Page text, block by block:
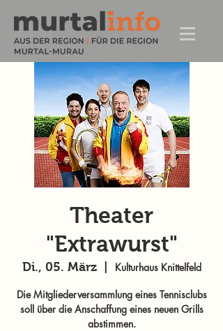
Theater
"Extrawurst"
Di., 05. März
  |
Kulturhaus Knittelfeld
Die Mitgliederversammlung eines Tennisclubs
soll über die Anschaffung eines neuen Grills
abstimmen.